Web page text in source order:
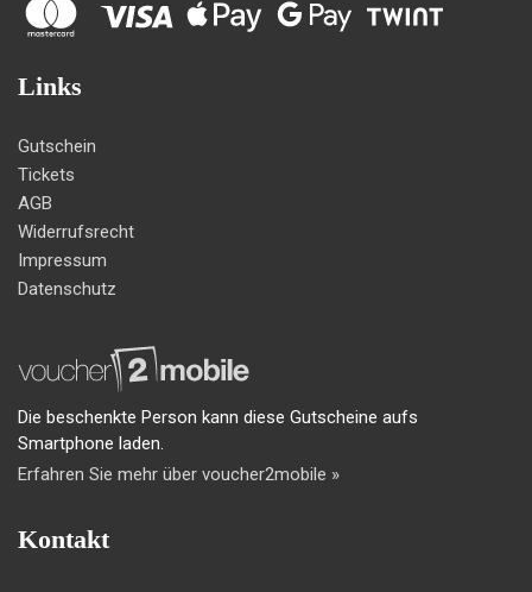
Links
Gutschein
Tickets
AGB
Widerrufsrecht
Impressum
Datenschutz
Die beschenkte Person kann diese Gutscheine aufs
Smartphone laden.
Erfahren Sie mehr über voucher2mobile »
Kontakt